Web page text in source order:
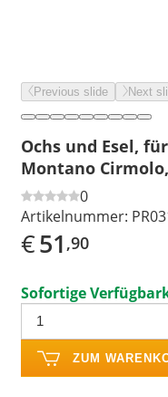
Previous slide Next
Ochs und Esel,
Montano
0
Artikelnummer:
€51 ,90
Sofortige
ZUM